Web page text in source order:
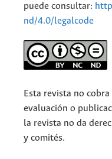
puede consultar:
nd/4.0/legalcode
Esta revista no
evaluación o
la revista no da
y comités.